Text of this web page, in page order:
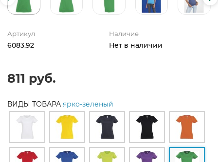
Артикул
6083.92
Наличие
Нет в наличии
811 руб.
ВИДЫ ТОВАРА ярко-зеленый